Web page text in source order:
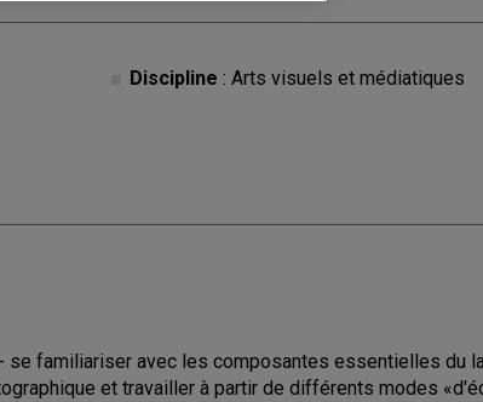
Discipline : Arts visuels et médiatiques
familiariser avec les composantes essentielles du
et travailler à partir de différents modes